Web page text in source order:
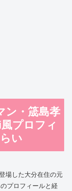
ン・筬島孝
プロフィ
い
場した大分在住の元
プロフィールと経